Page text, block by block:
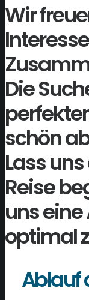
Wir
Die
schön
Lass
Reise
uns
optimal
Ablauf